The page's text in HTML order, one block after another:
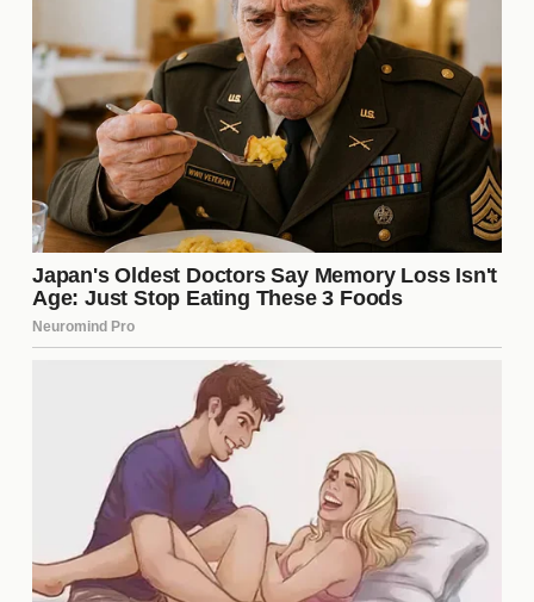
Laconfianzaes uno de los atributos más
atractivos que puedes poseer. Trabaja en tu
autoestima y en cómo te percibes. Practicar
afirmaciones positivas y rodearte de personas que
te valoren puede ayudarte a construir una imagen
más positiva de ti misma. Recuerda, la verdadera
belleza radica en la confianza que proyectas.
1. Hidratación Constante
Lahidrataciónes clave para mantener una piel
radiante y saludable. Beber suficiente agua
diariamente no solo ayuda a mantener tu piel
fresca, sino que también mejora tu salud en
general. Intenta consumir al menos 2 litros de agua
al día y complementa con alimentos ricos en agua,
como sandía y pepino.